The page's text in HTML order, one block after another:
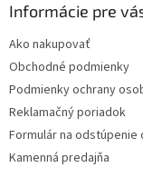
Informácie pre
Ako nakupovať
Obchodné podmienky
Podmienky ochrany
Reklamačný poriadok
Formulár na odstúpenie
Kamenná predajňa